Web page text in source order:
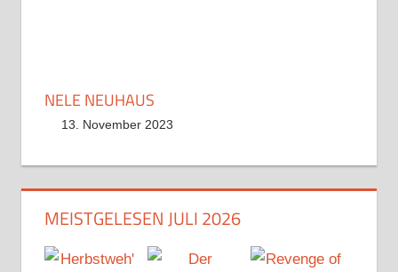
NELE NEUHAUS
13. November 2023
MEISTGELESEN JULI 2026